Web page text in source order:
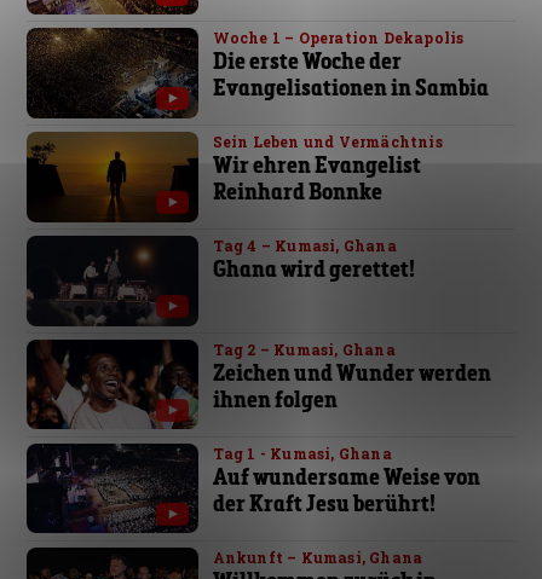
Woche 1 – Operation Dekapolis
Die erste Woche der
Evangelisationen in Sambia
Sein Leben und Vermächtnis
Wir ehren Evangelist
Reinhard Bonnke
Tag 4 – Kumasi, Ghana
Ghana wird gerettet!
Tag 2 – Kumasi, Ghana
Zeichen und Wunder werden
ihnen folgen
Tag 1 - Kumasi, Ghana
Auf wundersame Weise von
der Kraft Jesu berührt!
Ankunft – Kumasi, Ghana